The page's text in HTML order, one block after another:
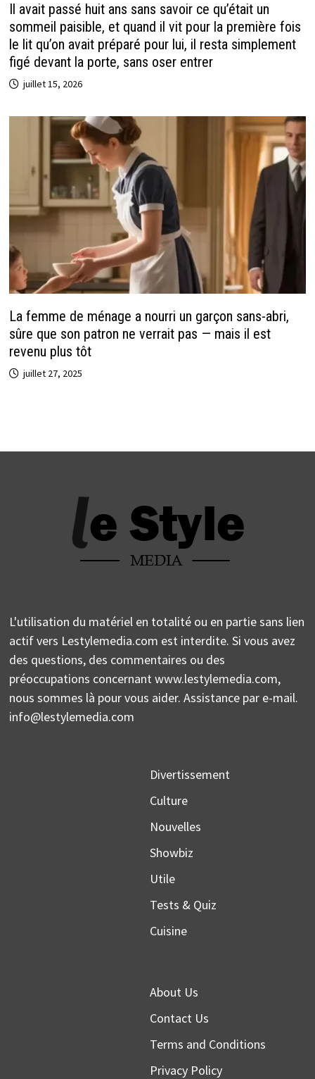
Il avait passé huit ans sans savoir ce qu’était un
sommeil paisible, et quand il vit pour la première fois
le lit qu’on avait préparé pour lui, il resta simplement
figé devant la porte, sans oser entrer
juillet 15, 2026
La femme de ménage a nourri un garçon sans-abri,
sûre que son patron ne verrait pas — mais il est
revenu plus tôt
juillet 27, 2025
L'utilisation du matériel en totalité ou en partie sans lien
actif vers Lestylemedia.com est interdite. Si vous avez
des questions, des commentaires ou des
préoccupations concernant www.lestylemedia.com,
nous sommes là pour vous aider. Assistance par e-mail.
info@lestylemedia.com
Divertissement
Culture
Nouvelles
Showbiz
Utile
Tests & Quiz
Cuisine
About Us
Contact Us
Terms and Conditions
Privacy Policy